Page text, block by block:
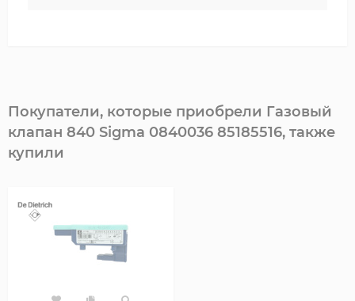
Покупатели, которые приобрели Газовый
клапан 840 Sigma 0840036 85185516, также
купили